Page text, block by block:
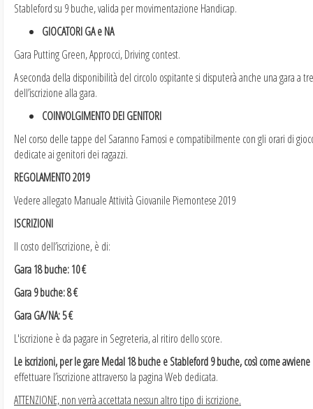
Stableford su 9 buche, valida per movimentazione Handicap.
GIOCATORI GA e NA
Gara Putting Green, Approcci, Driving contest.
A seconda della disponibilità del circolo ospitante si disputerà anche una gara
dell’iscrizione alla gara.
COINVOLGIMENTO DEI GENITORI
Nel corso delle tappe del Saranno Famosi e compatibilmente con gli orari di
dedicate ai genitori dei ragazzi.
REGOLAMENTO 2019
Vedere allegato Manuale Attività Giovanile Piemontese 2019
ISCRIZIONI
Il costo dell’iscrizione, è di:
Gara 18 buche: 10 €
Gara 9 buche: 8 €
Gara GA/NA: 5 €
L'iscrizione è da pagare in Segreteria, al ritiro dello score.
Le iscrizioni, per le gare Medal 18 buche e Stableford 9 buche, così come
effettuare l’iscrizione attraverso la pagina Web dedicata.
ATTENZIONE, non verrà accettata nessun altro tipo di iscrizione.